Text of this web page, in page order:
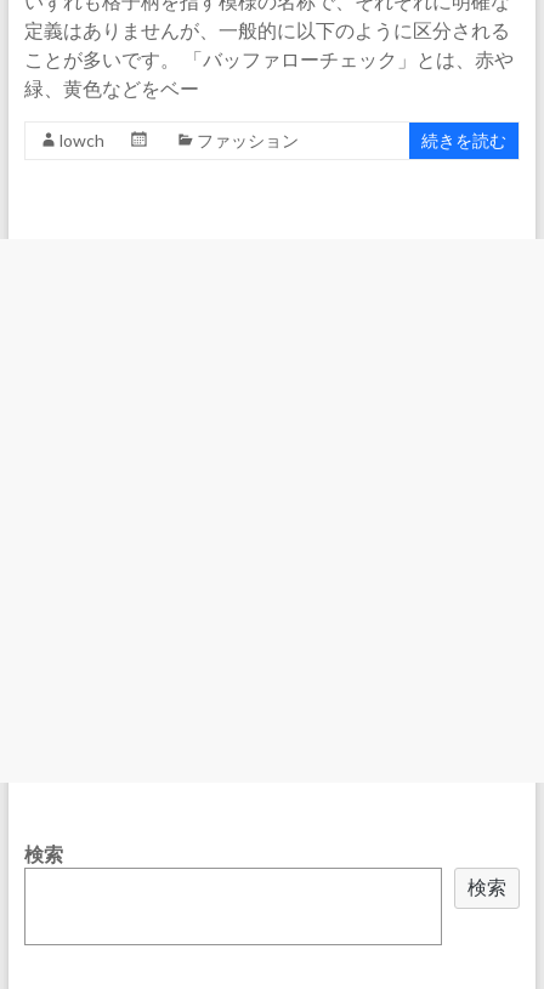
定義はありませんが、一般的に以下のように区分される
ことが多いです。 「バッファローチェック」とは、赤や
緑、黄色などをベー
lowch ファッション 続きを読む
検索
検索